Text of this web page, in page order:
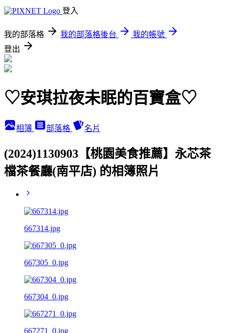
登入
我的部落格 我的部落格後台
我的帳號
登出
♡安琪拉夜未眠的百寶盒♡
相簿 部落格 名片
(2024)1130903【桃園美食推薦】永芯茶
檔茶餐廳(南平店) 的相簿照片
667314.jpg
667305_0.jpg
667304_0.jpg
667271_0.jpg